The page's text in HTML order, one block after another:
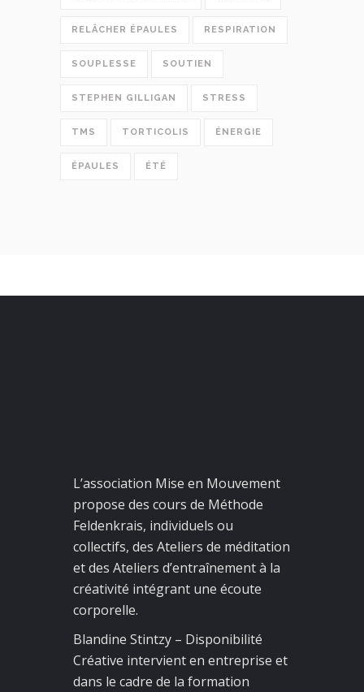
RELÂCHER ÉPAULES RESPIRATION
SOUPLESSE SOUTIEN
STEPHEN GILLIGAN STRESS
TMS TORTICOLIS ÉNERGIE
ÉPAULES ÉTÉ
L’association Mise en Mouvement
propose des cours de Méthode
Feldenkrais, individuels ou
collectifs, des Ateliers de méditation
et des Ateliers d’entraînement à la
créativité intégrant une écoute
corporelle.
Blandine Stintzy – Disponibilité
Créative intervient en entreprise et
dans le cadre de la formation